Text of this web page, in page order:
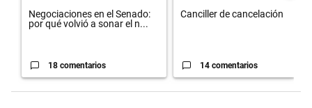
Negociaciones en el Senado:
por qué volvió a sonar el n...
18 comentarios
Canciller de cancelación
14 comentarios